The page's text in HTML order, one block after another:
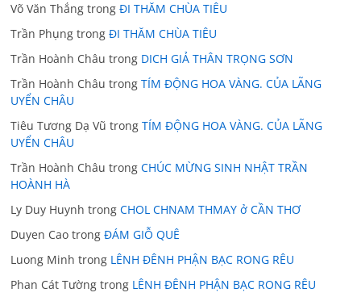
Võ Văn Thắng trongĐI THĂM CHÙA TIÊU
Trần Phụng trongĐI THĂM CHÙA TIÊU
Trần Hoành Châu trong DICH GIẢ THÂN TRỌNG SƠN
Trần Hoành Châu trongTÍM ĐỘNG HOA VÀNG. CỦA LÃNG
UYỂN CHÂU
Tiêu Tương Dạ Vũ trongTÍM ĐỘNG HOA VÀNG. CỦA LÃNG
UYỂN CHÂU
Trần Hoành Châu trongCHÚC MỪNG SINH NHẬT TRẦN
HOÀNH HÀ
Ly Duy Huynh trongCHOL CHNAM THMAY ở CẦN THƠ
Duyen Cao trongĐÁM GIỖ QUÊ
Luong Minh trong LÊNH ĐÊNH PHẬN BẠC RONG RÊU
Phan Cát Tường trong LÊNH ĐÊNH PHẬN BẠC RONG RÊU